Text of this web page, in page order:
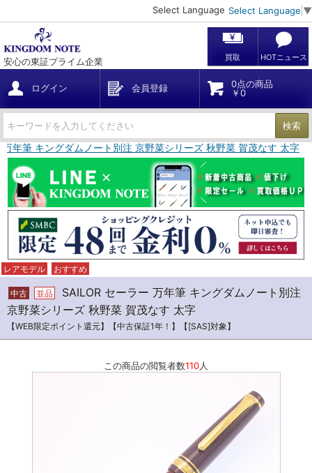
Select Language Select Language ▼
安心の東証プライム企業 買取 HOTニュース
ログイン 会員登録
0点の商品
￥0
検索
年筆 キングダムノート別注 京野菜シリーズ 秋野菜 賀茂なす 太字
レアモデル おすすめ
中古 並品
SAILOR セーラー 万年筆 キングダムノート別注
京野菜シリーズ 秋野菜 賀茂なす 太字
【WEB限定ポイント還元】【中古保証1年！】【[SAS]対象】
この商品の閲覧者数110人